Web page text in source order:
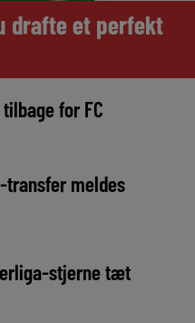
drafte et perfekt
for FC
transfer meldes
stjerne tæt